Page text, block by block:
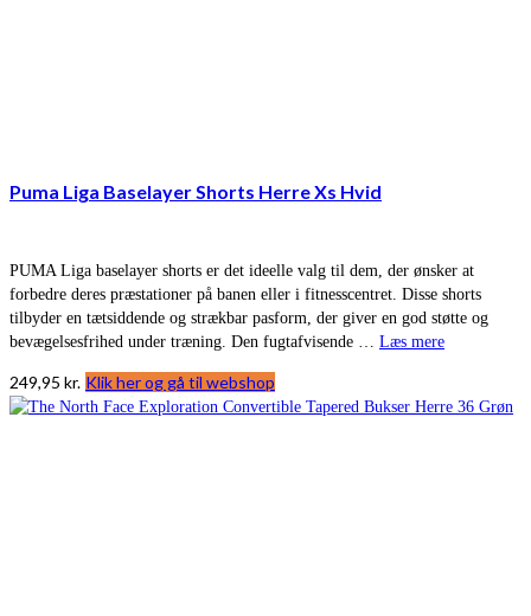
Puma Liga Baselayer Shorts Herre Xs Hvid
PUMA Liga baselayer shorts er det ideelle valg til dem, der ønsker at
forbedre deres præstationer på banen eller i fitnesscentret. Disse shorts
tilbyder en tætsiddende og strækbar pasform, der giver en god støtte og
bevægelsesfrihed under træning. Den fugtafvisende … Læs mere
249,95 kr. Klik her og gå til webshop